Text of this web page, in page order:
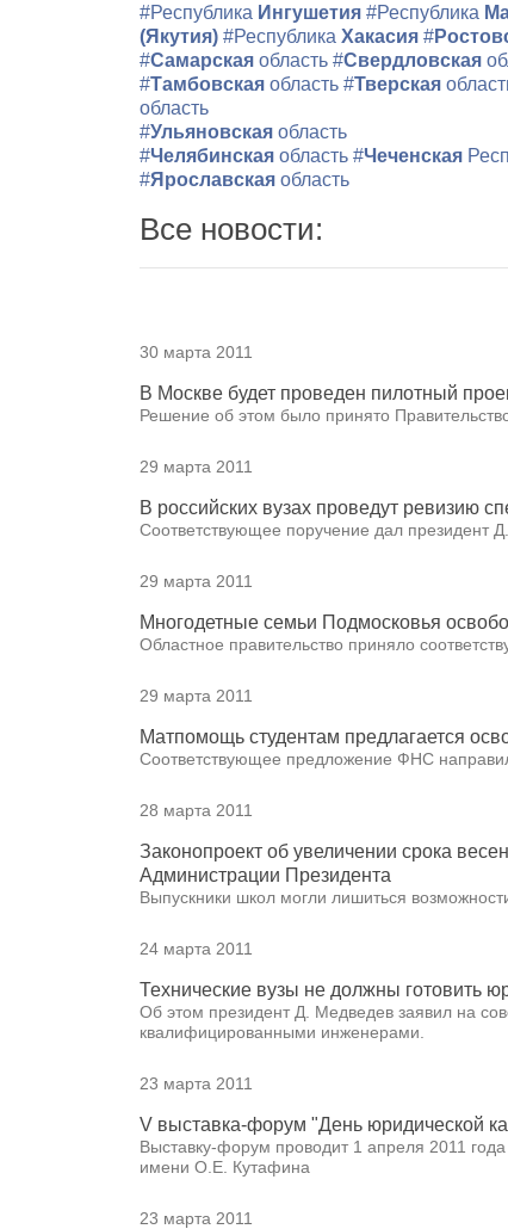
#Республика Ингушетия #Республика
(Якутия) #Республика Хакасия #
#Самарская область #Свердловская
#Тамбовская область #Тверская
область
#Ульяновская область
#Челябинская область #Чеченская
#Ярославская область
Все новости:
30 марта 2011
В Москве будет проведен пилотный
Решение об этом было принято
29 марта 2011
В российских вузах проведут ревизию
Соответствующее поручение дал президент
29 марта 2011
Многодетные семьи Подмосковья
Областное правительство приняло
29 марта 2011
Матпомощь студентам предлагается
Соответствующее предложение ФНС
28 марта 2011
Законопроект об увеличении срока
Администрации Президента
Выпускники школ могли лишиться
24 марта 2011
Технические вузы не должны готовить
Об этом президент Д. Медведев заявил на
квалифицированными инженерами.
23 марта 2011
V выставка-форум "День юридической
Выставку-форум проводит 1 апреля 2011
имени О.Е. Кутафина
23 марта 2011